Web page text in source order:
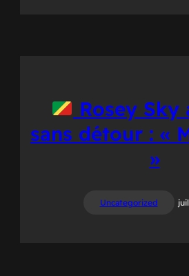
Rosey Sky
sans détour : «
»
Uncategorized